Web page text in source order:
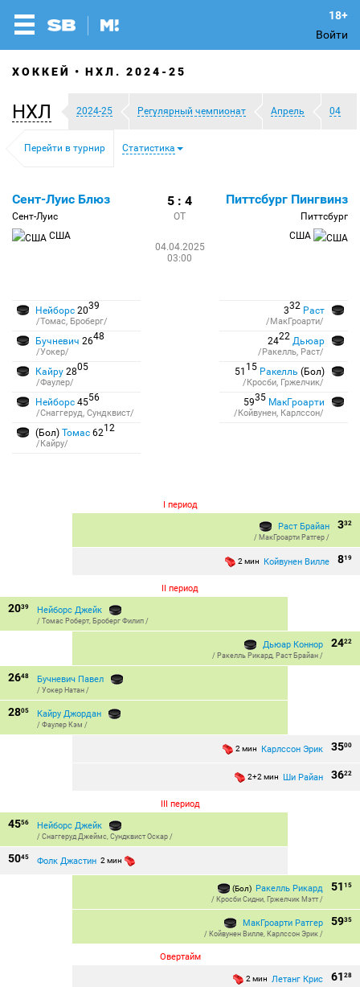
Войти
ХОККЕЙ НХЛ. 2024-25
НХЛ 2024-25 Регулярный чемпионат Апрель 04
Перейти в турнир Статистика
Сент-Луис Блюз
Сент-Луис
США
5 : 4
ОТ
04.04.2025
03:00
Питтсбург Пингвинз
Питтсбург
США
Нейборс 2039
/Томас, Броберг/
Бучневич 2648
/Уокер/
Кайру 2805
/Фаулер/
Нейборс 4556
/Снаггеруд, Сундквист/
(Бол) Томас 6212
/Кайру/
332 Раст
/МакГроарти/
2422 Дьюар
/Ракелль, Раст/
51 15 Ракелль (Бол)
/Кросби, Гржелчик/
5935 МакГроарти
/Койвунен, Карлссон/
I период
332
Раст Брайан
/ МакГроарти Ратгер /
819
2 мин Койвунен Вилле
II период
2039 Нейборс Джейк
/ Томас Роберт, Броберг Филип /
2422
Дьюар Коннор
/ Ракелль Рикард, Раст Брайан /
2648 Бучневич Павел
/ Уокер Натан /
2805 Кайру Джордан
/ Фаулер Кэм /
3500
2 мин Карлссон Эрик
3622
2+2 мин Ши Райан
III период
4556 Нейборс Джейк
/ Снаггеруд Джеймс, Сундквист Оскар /
5045 Фолк Джастин 2 мин
51 15
(Бол) Ракелль Рикард
/ Кросби Сидни, Гржелчик Мэтт /
5935
МакГроарти Ратгер
/ Койвунен Вилле, Карлссон Эрик /
Овертайм
61 28
2 мин Летанг Крис